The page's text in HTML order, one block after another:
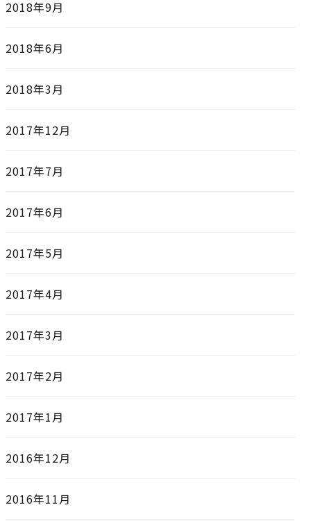
2018年9月
2018年6月
2018年3月
2017年12月
2017年7月
2017年6月
2017年5月
2017年4月
2017年3月
2017年2月
2017年1月
2016年12月
2016年11月